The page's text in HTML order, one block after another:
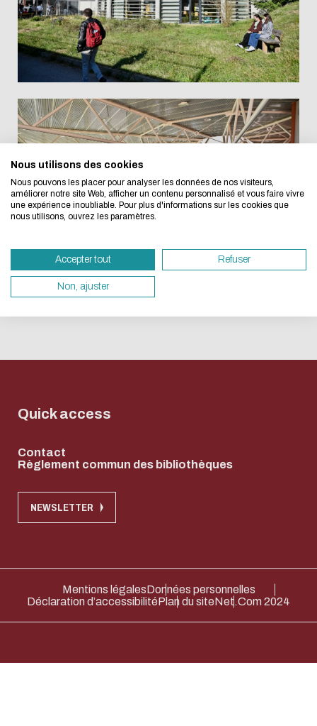
Eco-design concerns
too!
We developed this website as part of a
design approach.
Eco Mode. This will place very little demand
servers and you will thus become a major
Quick access
Contact
Règlement commun des bibliothèques
NEWSLETTER
Mentions légalesDonnées personnelles
Déclaration d’accessibilitéPlan du siteNet.Com 2024
Nous utilisons des cookies
Nous pouvons les placer pour analyser les données de nos visiteurs,
améliorer notre site Web, afficher un contenu personnalisé et vous faire vivre
une expérience inoubliable. Pour plus d'informations sur les cookies que
nous utilisons, ouvrez les paramètres.
Accepter tout Refuser
Non, ajuster